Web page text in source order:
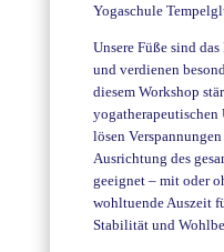
Yogaschule
Unsere Füße sind
und verdienen
diesem Workshop
yogatherapeutischen
lösen
Ausrichtung des
geeignet – mit oder
wohltuende Auszeit
Stabilität und